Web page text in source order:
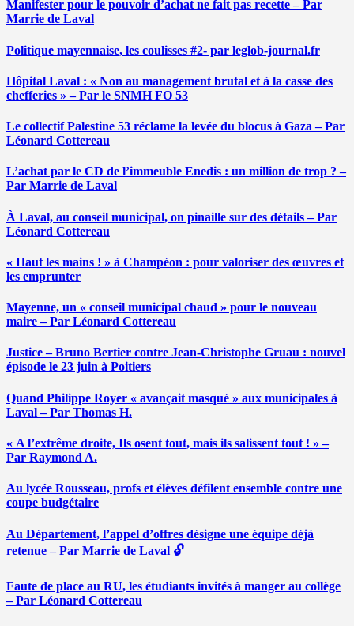
Manifester pour le pouvoir d’achat ne fait pas recette – Par
Marrie de Laval
Politique mayennaise, les coulisses #2- par leglob-journal.fr
Hôpital Laval : « Non au management brutal et à la casse des
chefferies » – Par le SNMH FO 53
Le collectif Palestine 53 réclame la levée du blocus à Gaza – Par
Léonard Cottereau
L’achat par le CD de l’immeuble Enedis : un million de trop ? –
Par Marrie de Laval
À Laval, au conseil municipal, on pinaille sur des détails – Par
Léonard Cottereau
« Haut les mains ! » à Champéon : pour valoriser des œuvres et
les emprunter
Mayenne, un « conseil municipal chaud » pour le nouveau
maire – Par Léonard Cottereau
Justice – Bruno Bertier contre Jean-Christophe Gruau : nouvel
épisode le 23 juin à Poitiers
Quand Philippe Royer « avançait masqué » aux municipales à
Laval – Par Thomas H.
« A l’extrême droite, Ils osent tout, mais ils salissent tout ! » –
Par Raymond A.
Au lycée Rousseau, profs et élèves défilent ensemble contre une
coupe budgétaire
Au Département, l’appel d’offres désigne une équipe déjà
retenue – Par Marrie de Laval 🔓
Faute de place au RU, les étudiants invités à manger au collège
– Par Léonard Cottereau